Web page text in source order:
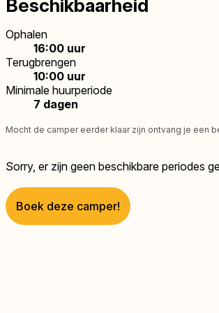
Beschikbaarheid
Ophalen
16:00 uur
Terugbrengen
10:00 uur
Minimale huurperiode
7 dagen
Mocht de camper eerder klaar zijn ontvang je een
Sorry, er zijn geen beschikbare periodes
Boek deze camper!